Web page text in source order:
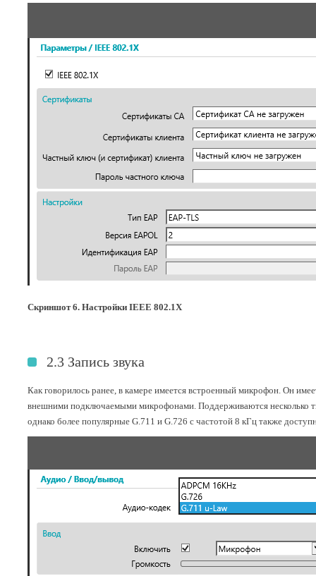
Скриншот 6. Настройки IEEE 802.1X
2.3 Запись звука
Как говорилось ранее, в камере имеется встроенный микрофон. Он
внешними подключаемыми микрофонами. Поддерживаются несколько
однако более популярные G.711 и G.726 с частотой 8 кГц также